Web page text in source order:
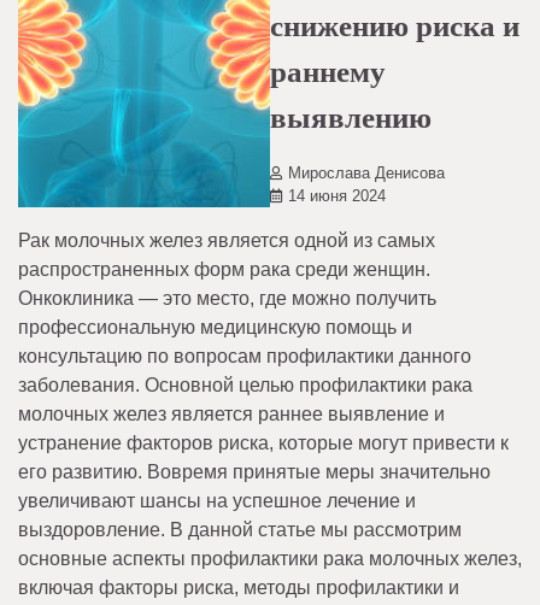
снижению риска и
раннему
выявлению
Мирослава Денисова
14 июня 2024
Рак молочных желез является одной из самых
распространенных форм рака среди женщин.
Онкоклиника — это место, где можно получить
профессиональную медицинскую помощь и
консультацию по вопросам профилактики данного
заболевания. Основной целью профилактики рака
молочных желез является раннее выявление и
устранение факторов риска, которые могут привести к
его развитию. Вовремя принятые меры значительно
увеличивают шансы на успешное лечение и
выздоровление. В данной статье мы рассмотрим
основные аспекты профилактики рака молочных желез,
включая факторы риска, методы профилактики и